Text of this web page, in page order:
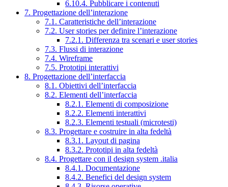
6.10.4. Pubblicare i contenuti
7. Progettazione dell’interazione
7.1. Caratteristiche dell’interazione
7.2. User stories per definire l’interazione
7.2.1. Differenza tra scenari e user stories
7.3. Flussi di interazione
7.4. Wireframe
7.5. Prototipi interattivi
8. Progettazione dell’interfaccia
8.1. Obiettivi dell’interfaccia
8.2. Elementi dell’interfaccia
8.2.1. Elementi di composizione
8.2.2. Elementi interattivi
8.2.3. Elementi testuali (microtesti)
8.3. Progettare e costruire in alta fedeltà
8.3.1. Layout di pagina
8.3.2. Prototipi in alta fedeltà
8.4. Progettare con il design system .italia
8.4.1. Documentazione
8.4.2. Benefici del design system